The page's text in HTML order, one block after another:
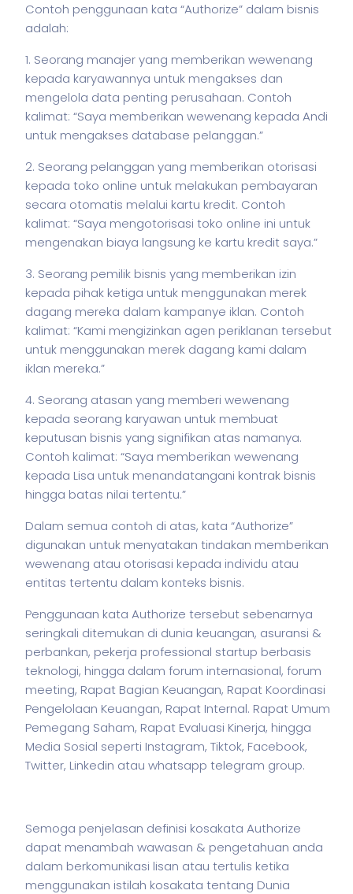
Contoh penggunaan kata “Authorize” dalam bisnis
adalah:
1. Seorang manajer yang memberikan wewenang
kepada karyawannya untuk mengakses dan
mengelola data penting perusahaan. Contoh
kalimat: “Saya memberikan wewenang kepada Andi
untuk mengakses database pelanggan.”
2. Seorang pelanggan yang memberikan otorisasi
kepada toko online untuk melakukan pembayaran
secara otomatis melalui kartu kredit. Contoh
kalimat: “Saya mengotorisasi toko online ini untuk
mengenakan biaya langsung ke kartu kredit saya.”
3. Seorang pemilik bisnis yang memberikan izin
kepada pihak ketiga untuk menggunakan merek
dagang mereka dalam kampanye iklan. Contoh
kalimat: “Kami mengizinkan agen periklanan tersebut
untuk menggunakan merek dagang kami dalam
iklan mereka.”
4. Seorang atasan yang memberi wewenang
kepada seorang karyawan untuk membuat
keputusan bisnis yang signifikan atas namanya.
Contoh kalimat: “Saya memberikan wewenang
kepada Lisa untuk menandatangani kontrak bisnis
hingga batas nilai tertentu.”
Dalam semua contoh di atas, kata “Authorize”
digunakan untuk menyatakan tindakan memberikan
wewenang atau otorisasi kepada individu atau
entitas tertentu dalam konteks bisnis.
Penggunaan kata Authorize tersebut sebenarnya
seringkali ditemukan di dunia keuangan, asuransi &
perbankan, pekerja professional startup berbasis
teknologi, hingga dalam forum internasional, forum
meeting, Rapat Bagian Keuangan, Rapat Koordinasi
Pengelolaan Keuangan, Rapat Internal. Rapat Umum
Pemegang Saham, Rapat Evaluasi Kinerja, hingga
Media Sosial seperti Instagram, Tiktok, Facebook,
Twitter, Linkedin atau whatsapp telegram group.
Semoga penjelasan definisi kosakata Authorize
dapat menambah wawasan & pengetahuan anda
dalam berkomunikasi lisan atau tertulis ketika
menggunakan istilah kosakata tentang Dunia